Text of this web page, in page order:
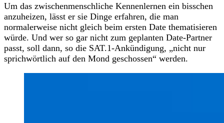
Um das zwischenmenschliche Kennenlernen ein bisschen
anzuheizen, lässt er sie Dinge erfahren, die man
normalerweise nicht gleich beim ersten Date thematisieren
würde. Und wer so gar nicht zum geplanten Date-Partner
passt, soll dann, so die SAT.1-Ankündigung, „nicht nur
sprichwörtlich auf den Mond geschossen“ werden.